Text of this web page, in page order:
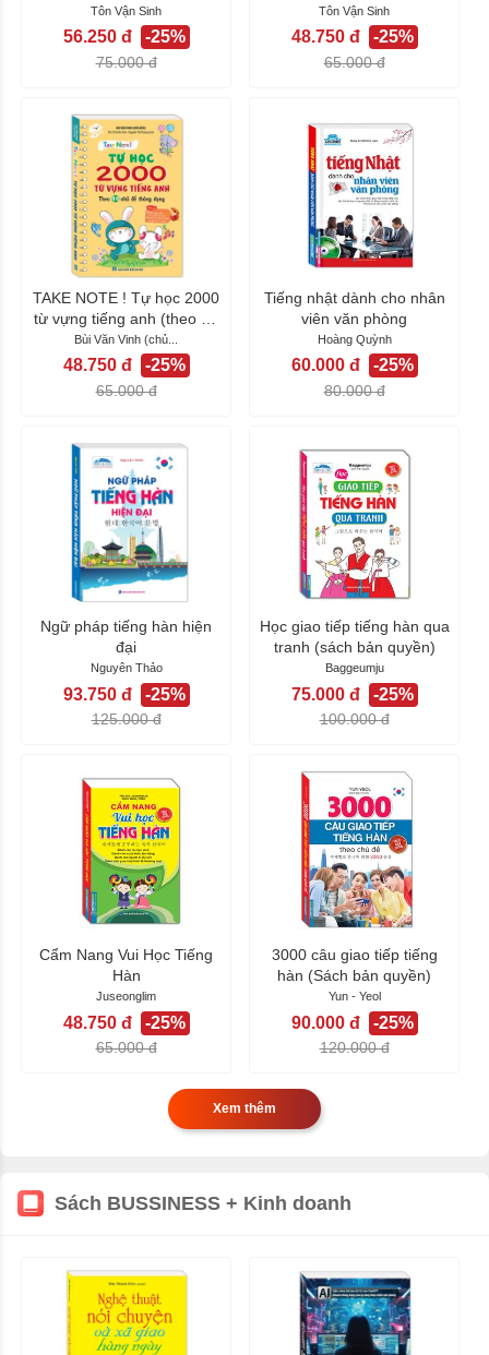
bằng...
Tôn Vận Sinh
56.250 đ -25%
75.000 đ
thích...
Tôn Vận Sinh
48.750 đ -25%
65.000 đ
TAKE NOTE ! Tự học 2000
từ vựng tiếng anh (theo 44
chủ đề...
Bùi Văn Vinh (chủ...
48.750 đ -25%
65.000 đ
Tiếng nhật dành cho nhân
viên văn phòng
Hoàng Quỳnh
60.000 đ -25%
80.000 đ
Ngữ pháp tiếng hàn hiện
đại
Nguyên Thảo
93.750 đ -25%
125.000 đ
Học giao tiếp tiếng hàn qua
tranh (sách bản quyền)
Baggeumju
75.000 đ -25%
100.000 đ
Cẩm Nang Vui Học Tiếng
Hàn
Juseonglim
48.750 đ -25%
65.000 đ
3000 câu giao tiếp tiếng
hàn (Sách bản quyền)
Yun - Yeol
90.000 đ -25%
120.000 đ
Xem thêm
Sách BUSSINESS + Kinh doanh